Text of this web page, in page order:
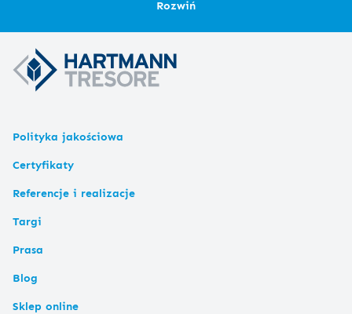
Rozwiń
Polityka jakościowa
Certyfikaty
Referencje i realizacje
Targi
Prasa
Blog
Sklep online